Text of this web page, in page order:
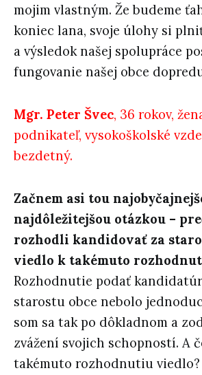
mojim vlastným. Že budeme
koniec lana, svoje úlohy si
a výsledok našej spolupráce
fungovanie našej obce
Mgr. Peter Švec, 36 rokov,
podnikateľ, vysokoškolské
bezdetný.
Začnem asi tou
najdôležitejšou otázkou –
rozhodli kandidovať za
viedlo k takémuto
Rozhodnutie podať
starostu obce nebolo
som sa tak po dôkladnom a
zvážení svojich schopností. A
takémuto rozhodnutiu viedlo?